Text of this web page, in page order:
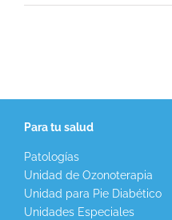
Para tu salud
Patologías
Unidad de Ozonoterapia
Unidad para Pie Diabético
Unidades Especiales